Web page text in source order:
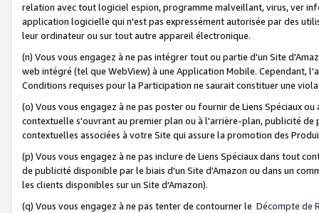
relation avec tout logiciel espion, programme malveillant, virus, ver
application logicielle qui n'est pas expressément autorisée par des
leur ordinateur ou sur tout autre appareil électronique.
(n) Vous vous engagez à ne pas intégrer tout ou partie d'un Site
web intégré (tel que WebView) à une Application Mobile. Cependant,
Conditions requises pour la Participation ne saurait constituer une
(o) Vous vous engagez à ne pas poster ou fournir de Liens Spéciaux
contextuelle s'ouvrant au premier plan ou à l'arrière-plan, publicité
contextuelles associées à votre Site qui assure la promotion des
(p) Vous vous engagez à ne pas inclure de Liens Spéciaux dans tout
de publicité disponible par le biais d'un Site d'Amazon ou dans un
les clients disponibles sur un Site d'Amazon).
(q) Vous vous engagez à ne pas tenter de contourner le Décompte de